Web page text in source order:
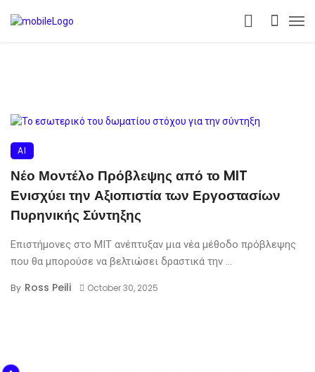
AI
Νέο Μοντέλο Πρόβλεψης από το MIT
Ενισχύει την Αξιοπιστία των Εργοστασίων
Πυρηνικής Σύντηξης
Επιστήμονες στο MIT ανέπτυξαν μια νέα μέθοδο πρόβλεψης
που θα μπορούσε να βελτιώσει δραστικά την ...
By Ross Peili October 30, 2025